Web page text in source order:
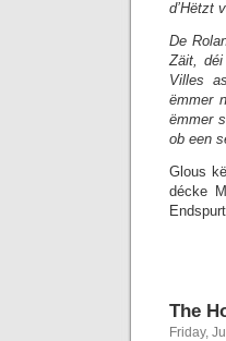
d’Hëtzt
De
Zäit,
Villes
ëmmer
ëmmer
ob een
Glous
décke
The
Friday,